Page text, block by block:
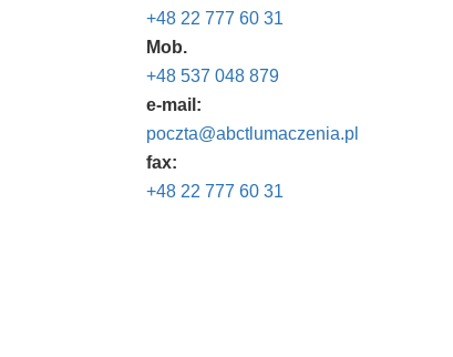
+48 22 777 60 31
Mob.
+48 537 048 879
e-mail:
poczta@abctlumaczenia.pl
fax:
+48 22 777 60 31